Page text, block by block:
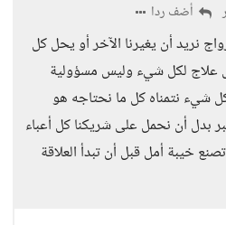
أضف ردا
نريد أن يغيرنا الآخر أو يحل كل
علاج لكل شيء وليس مسؤولية
شيء نتمناه كل ما نحتاجه هو
بدل أن نحمل على شريكنا كل أعباء
تصنع خيبة أمل قبل أن تبدأ العلاقة